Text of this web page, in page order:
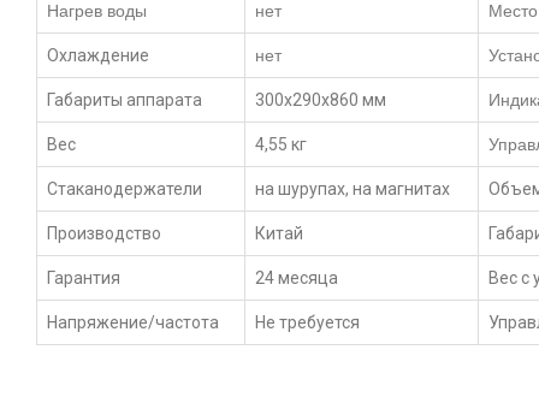
Нагрев воды нет
Охлаждение нет
Габариты аппарата 300x290x860 мм
Вес 4,55 кг
Стаканодержатели на шурупах, на магнитах
Производство Китай
Гарантия 24 месяца Вес с
Напряжение/частота Не требуется